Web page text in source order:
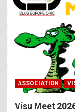
ASSOCIATION
Visu Meet